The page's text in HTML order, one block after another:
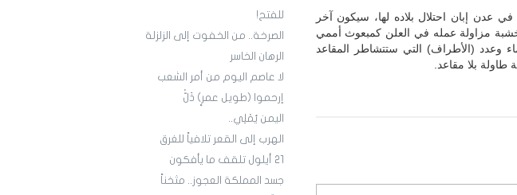
للفتح!
الصرخة.. من الخفوت إلى الزلزلة
الرهان الخاسر
لا عاصم اليوم من أمر الشعب
إرحموا (طويل عمرٍ) ذَلّْ
اليمن يُمْلِي..
الهرب إلى القعر تلافياً للغرق
21 أيلول تلقف ما يأفكون
جسد المملكة العجوز.. مثخناً
في عدن إبان احتلال بلاده لها، سيكون آخر
مزاولة عمله في العلن كمبعوث أممي
(الأطراف) التي ستتشاطر المقاعد
طاولة بلا مقاعد.